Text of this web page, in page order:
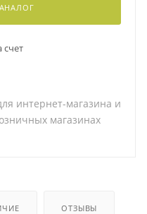
счет
интернет-магазина и
магазинах
ОТЗЫВЫ